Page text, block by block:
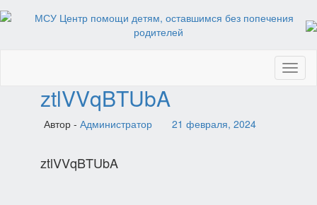
ztlVVqBTUbA
Автор - Администратор 21 февраля, 2024
ztlVVqBTUbA